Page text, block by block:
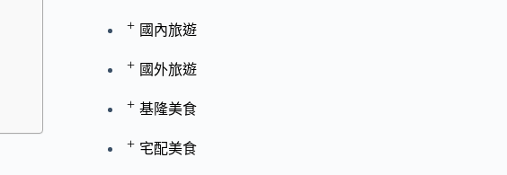
+ 國內旅遊
+ 國外旅遊
+ 基隆美食
+ 宅配美食